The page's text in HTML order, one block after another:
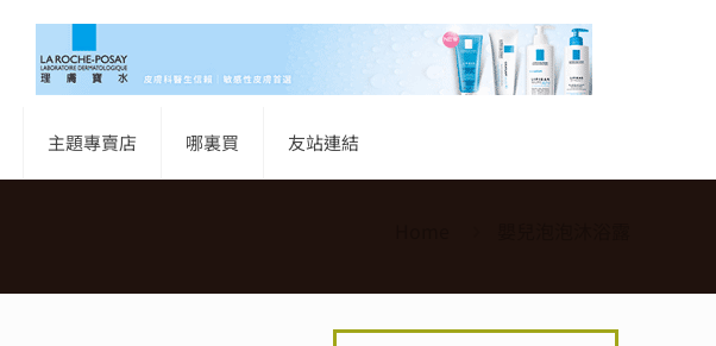
主題專賣店 哪裏買 友站連結